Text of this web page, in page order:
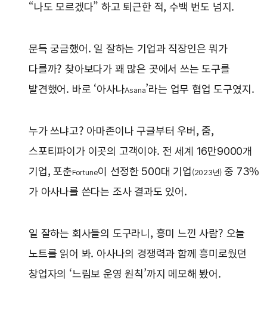
“나도 모르겠다” 하고 퇴근한 적, 수백 번도 넘지.
문득 궁금했어. 일 잘하는 기업과 직장인은 뭐가
다를까? 찾아보다가 꽤 많은 곳에서 쓰는 도구를
발견했어. 바로 ‘아사나Asana’라는 업무 협업 도구였지.
누가 쓰냐고? 아마존이나 구글부터 우버, 줌,
스포티파이가 이곳의 고객이야. 전 세계 16만9000개
기업, 포춘Fortune이 선정한 500대 기업 (2023년)중 73%
가 아사나를 쓴다는 조사 결과도 있어.
일 잘하는 회사들의 도구라니, 흥미 느낀 사람? 오늘
노트를 읽어 봐. 아사나의 경쟁력과 함께 흥미로웠던
창업자의 ‘느림보 운영 원칙’까지 메모해 봤어.